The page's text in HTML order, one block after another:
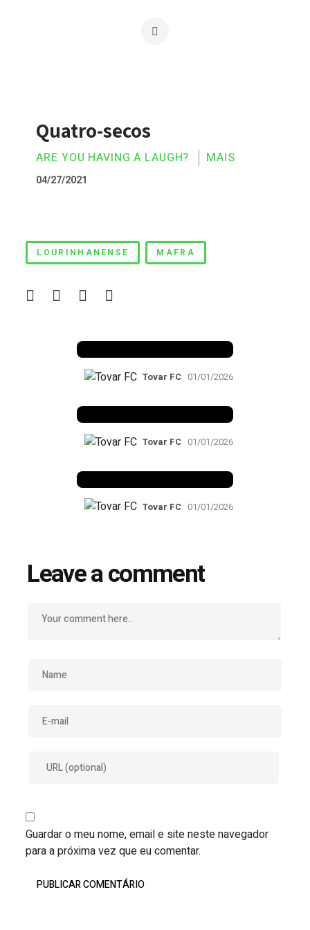
Quatro-secos
ARE YOU HAVING A LAUGH? MAIS
04/27/2021
Quatro-secos
LOURINHANENSE MAFRA
Tovar FC 01/01/2026
Tovar FC 01/01/2026
Tovar FC 01/01/2026
Leave a comment
Guardar o meu nome, email e site neste navegador
para a próxima vez que eu comentar.